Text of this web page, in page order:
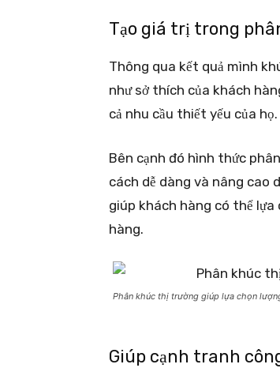
Tạo giá trị trong
Thông qua kết quả mình
như sở thích của khách
cả nhu cầu thiết yếu của họ.
Bên cạnh đó hình thức
cách dễ dàng và nâng cao
giúp khách hàng có thể lựa
hàng.
Phân khúc thị trường giúp lựa chọn
Giúp cạnh tranh